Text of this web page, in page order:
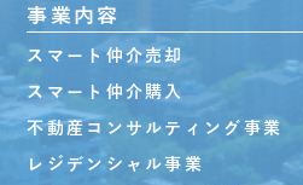
事業内容
スマート仲介売却
スマート仲介購入
不動産コンサルティング事業
レジデンシャル事業